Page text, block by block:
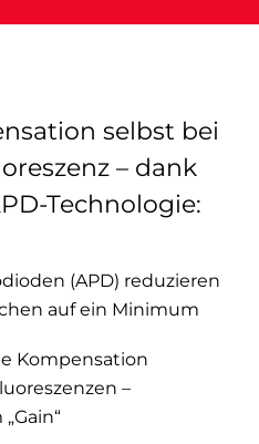
selbst bei
– dank
Technologie:
(APD) reduzieren
auf ein Minimum
Kompensation
–